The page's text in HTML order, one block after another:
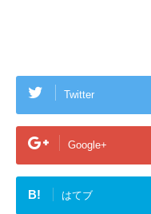
Twitter
Google+
B! はてブ